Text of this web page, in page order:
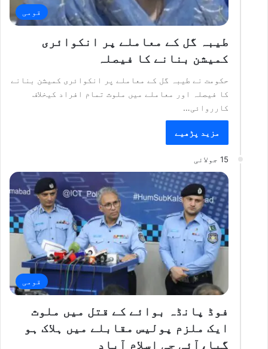
قومی
طیبہ گل کے معاملے پر انکوائری
کمیشن بنانے کا فیصلہ
حکومت نے طیبہ گل کے معاملے پر انکوائری کمیشن بنانے
کا فیصلہ اور معاملے میں ملوث تمام افراد کیخلاف
کارروائی…
مزید پڑھیے
15 جولائی
قومی
فوڈ پانڈہ بوائے کے قتل میں ملوث
ایک ملزم پولیس مقابلے میں ہلاک ہو
گیا،آئی جی اسلام آباد